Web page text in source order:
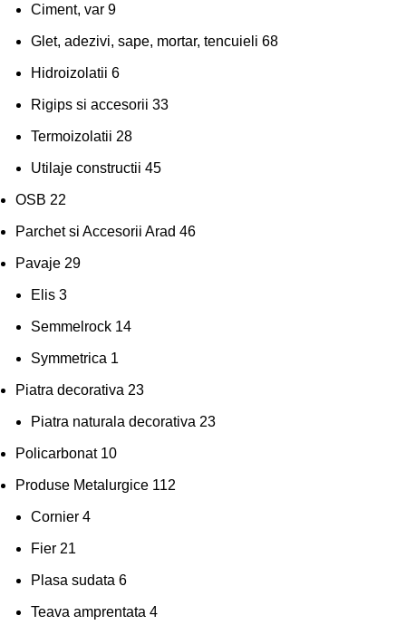
Ciment, var 9
Glet, adezivi, sape, mortar, tencuieli 68
Hidroizolatii 6
Rigips si accesorii 33
Termoizolatii 28
Utilaje constructii 45
OSB 22
Parchet si Accesorii Arad 46
Pavaje 29
Elis 3
Semmelrock 14
Symmetrica 1
Piatra decorativa 23
Piatra naturala decorativa 23
Policarbonat 10
Produse Metalurgice 112
Cornier 4
Fier 21
Plasa sudata 6
Teava amprentata 4